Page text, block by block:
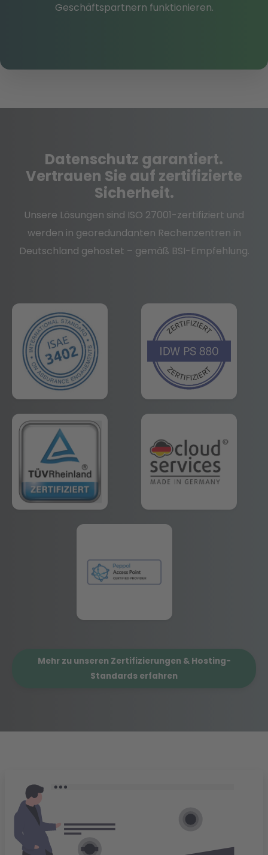
Geschäftspartnern funktionieren.
Datenschutz garantiert.
Vertrauen Sie auf zertifizierte
Sicherheit.
Unsere Lösungen sind ISO 27001-zertifiziert und
werden in georedundanten Rechenzentren in
Deutschland gehostet – gemäß BSI-Empfehlung.
Mehr zu unseren Zertifizierungen & Hosting-
Standards erfahren